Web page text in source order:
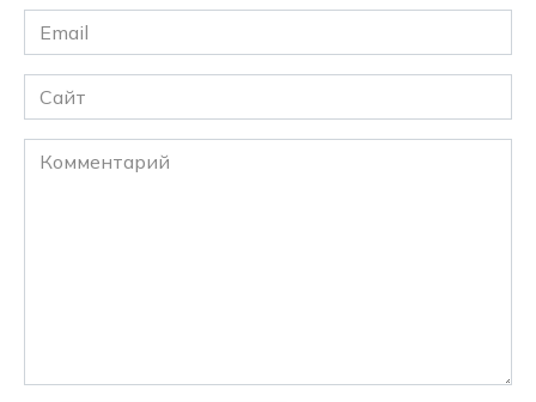
Email
*
Сайт
Комментарий